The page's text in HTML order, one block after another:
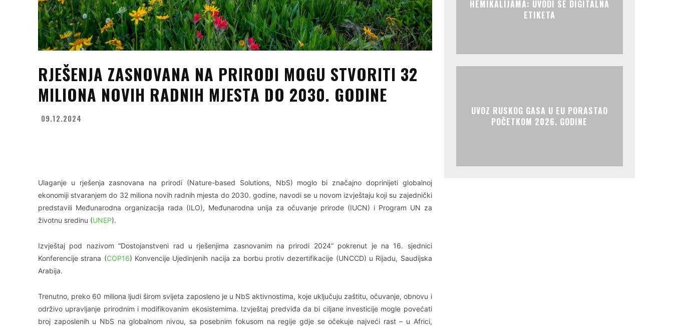
RJEŠENJA ZASNOVANA NA PRIRODI MOGU STVORITI 32
MILIONA NOVIH RADNIH MJESTA DO 2030. GODINE
09.12.2024
Ulaganje u rješenja zasnovana na prirodi (Nature-based Solutions, NbS) moglo bi značajno doprinijeti globalnoj
ekonomiji stvaranjem do 32 miliona novih radnih mjesta do 2030. godine, navodi se u novom izvještaju koji su zajednički
predstavili Međunarodna organizacija rada (ILO), Međunarodna unija za očuvanje prirode (IUCN) i Program UN za
životnu sredinu (UNEP).
Izvještaj pod nazivom “Dostojanstveni rad u rješenjima zasnovanim na prirodi 2024” pokrenut je na 16. sjednici
Konferencije strana (COP16) Konvencije Ujedinjenih nacija za borbu protiv dezertifikacije (UNCCD) u Rijadu, Saudijska
Arabija.
Trenutno, preko 60 miliona ljudi širom svijeta zaposleno je u NbS aktivnostima, koje uključuju zaštitu, očuvanje, obnovu i
održivo upravljanje prirodnim i modifikovanim ekosistemima. Izvještaj predviđa da bi ciljane investicije mogle povećati
broj zaposlenih u NbS na globalnom nivou, sa posebnim fokusom na regije gdje se očekuje najveći rast – u Africi,
HEMIKALIJAMA: UVODI SE DIGITALNA
ETIKETA
UVOZ RUSKOG GASA U EU PORASTAO
POČETKOM 2026. GODINE